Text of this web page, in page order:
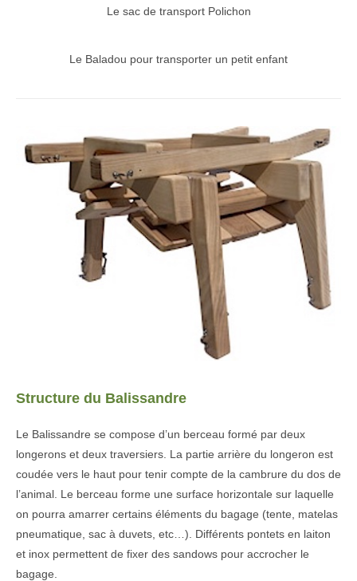
Le sac de transport Polichon
Le Baladou pour transporter un petit enfant
Structure du Balissandre
Le Balissandre se compose d’un berceau formé par deux
longerons et deux traversiers. La partie arrière du longeron est
coudée vers le haut pour tenir compte de la cambrure du dos de
l’animal. Le berceau forme une surface horizontale sur laquelle
on pourra amarrer certains éléments du bagage (tente, matelas
pneumatique, sac à duvets, etc…). Différents pontets en laiton
et inox permettent de fixer des sandows pour accrocher le
bagage.